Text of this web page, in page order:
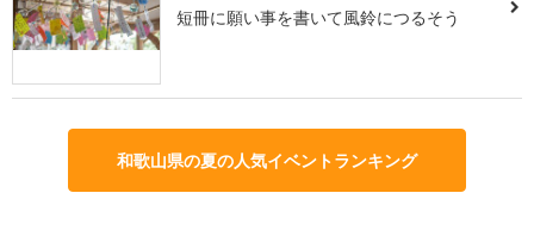
短冊に願い事を書いて風鈴につるそう
和歌山県の夏の人気イベントランキング